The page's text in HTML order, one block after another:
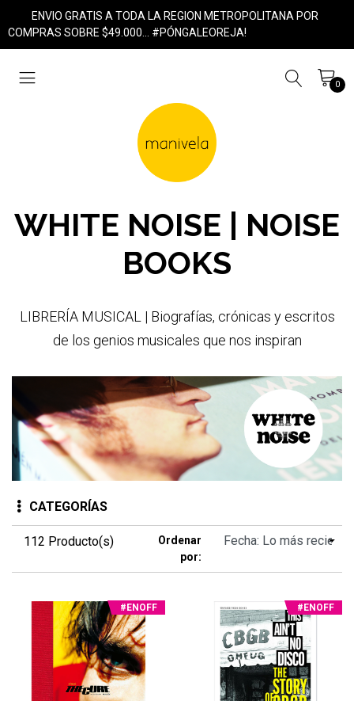
ENVIO GRATIS A TODA LA REGION METROPOLITANA POR
COMPRAS SOBRE $49.000... #PÓNGALEOREJA!
0
WHITE NOISE | NOISE
BOOKS
LIBRERÍA MUSICAL | Biografías, crónicas y escritos
de los genios musicales que nos inspiran
CATEGORÍAS
112 Producto(s)
Ordenar
por:
#ENOFF #ENOFF